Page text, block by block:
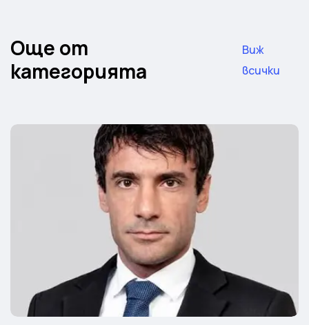
Още от
категорията
Виж
всички